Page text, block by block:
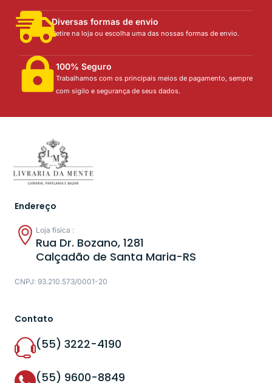
Diversas formas de envio
Retire na loja ou escolha uma das nossas formas de envio.
100% Seguro
Trabalhamos com os principais meios de pagamento, sempre
com sigilo e segurança de seus dados.
Endereço
Loja física :
Rua Dr. Bozano, 1281
Calçadão de Santa Maria-RS
CNPJ: 93.210.573/0001-20
Contato
(55) 3222-4190
(55) 9600-8849